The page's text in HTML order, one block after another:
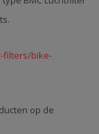
filters/bike-
op de